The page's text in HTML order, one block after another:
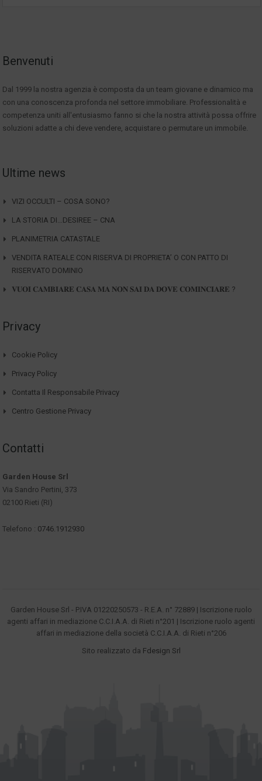
Benvenuti
Dal 1999 la nostra agenzia è composta da un team giovane e dinamico ma
con una conoscenza profonda nel settore immobiliare. Professionalità e
competenza uniti all'entusiasmo fanno si che la nostra attività possa offrire
soluzioni adatte a chi deve vendere, acquistare o permutare un immobile.
Ultime news
VIZI OCCULTI – COSA SONO?
LA STORIA DI…DESIREE – CNA
PLANIMETRIA CATASTALE
VENDITA RATEALE CON RISERVA DI PROPRIETA’ O CON PATTO DI
RISERVATO DOMINIO
𝐕𝐔𝐎𝐈 𝐂𝐀𝐌𝐁𝐈𝐀𝐑𝐄 𝐂𝐀𝐒𝐀 𝐌𝐀 𝐍𝐎𝐍 𝐒𝐀𝐈 𝐃𝐀 𝐃𝐎𝐕𝐄 𝐂𝐎𝐌𝐈𝐍𝐂𝐈𝐀𝐑𝐄 ?
Privacy
Cookie Policy
Privacy Policy
Contatta Il Responsabile Privacy
Centro Gestione Privacy
Contatti
Garden House Srl
Via Sandro Pertini, 373
02100 Rieti (RI)
Telefono : 0746.1912930
Garden House Srl - P.IVA 01220250573 - R.E.A. n° 72889 | Iscrizione ruolo
agenti affari in mediazione C.C.I.A.A. di Rieti n°201 | Iscrizione ruolo agenti
affari in mediazione della società C.C.I.A.A. di Rieti n°206
Sito realizzato da Fdesign Srl